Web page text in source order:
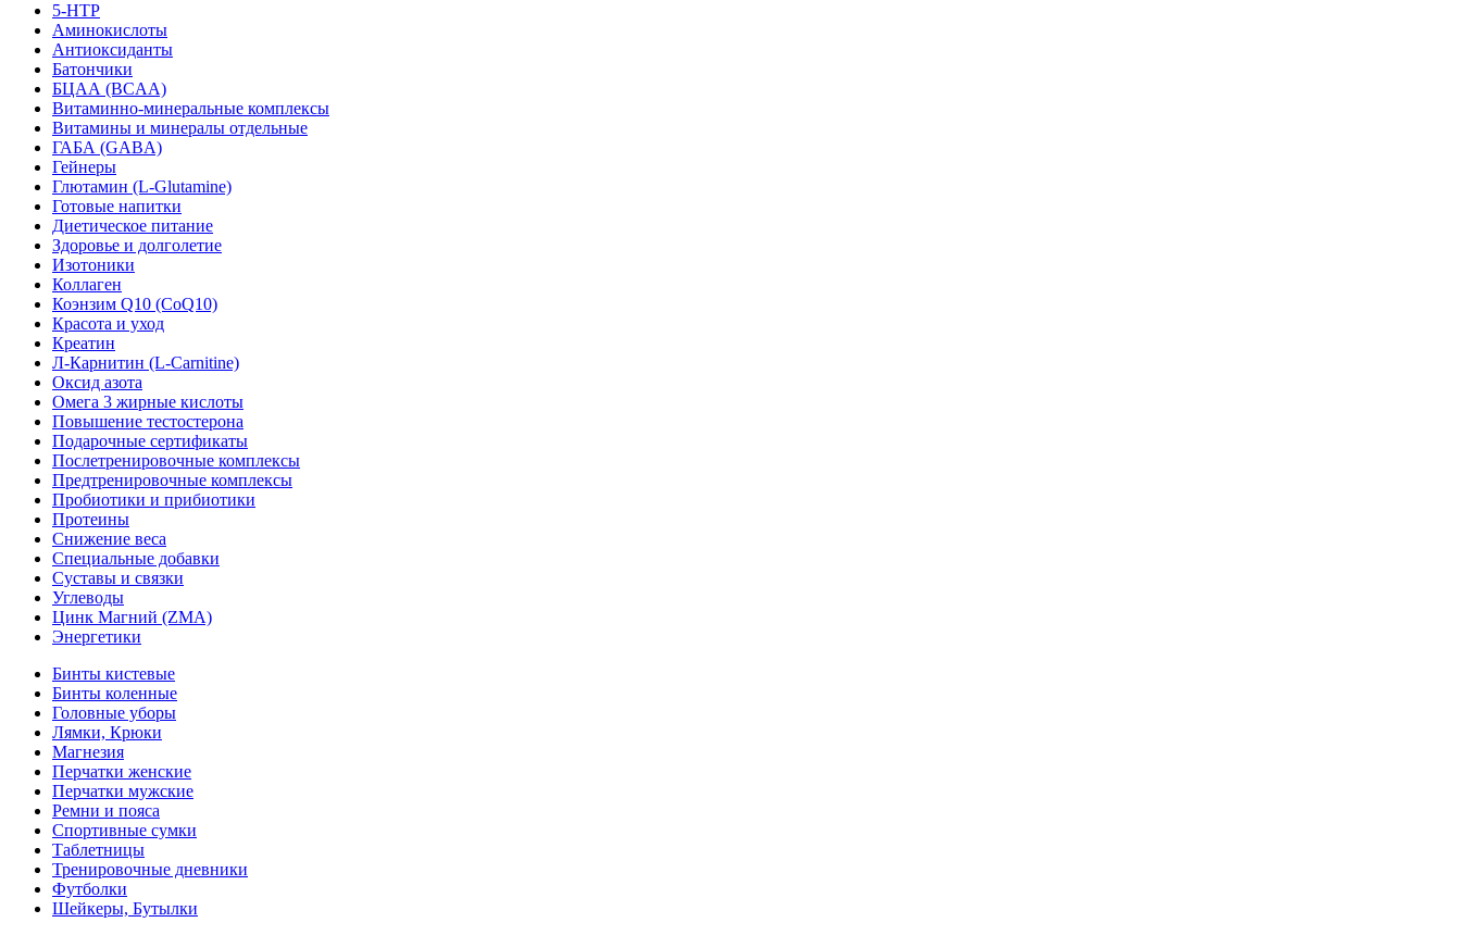
5-HTP
Аминокислоты
Антиоксиданты
Батончики
БЦАА (BCAA)
Витаминно-минеральные комплексы
Витамины и минералы отдельные
ГАБА (GABA)
Гейнеры
Глютамин (L-Glutamine)
Готовые напитки
Диетическое питание
Здоровье и долголетие
Изотоники
Коллаген
Коэнзим Q10 (CoQ10)
Красота и уход
Креатин
Л-Карнитин (L-Сarnitine)
Оксид азота
Омега 3 жирные кислоты
Повышение тестостерона
Подарочные сертификаты
Послетренировочные комплексы
Предтренировочные комплексы
Пробиотики и прибиотики
Протеины
Снижение веса
Специальные добавки
Суставы и связки
Углеводы
Цинк Магний (ZMA)
Энергетики
Бинты кистевые
Бинты коленные
Головные уборы
Лямки, Крюки
Магнезия
Перчатки женские
Перчатки мужские
Ремни и пояса
Спортивные сумки
Таблетницы
Тренировочные дневники
Футболки
Шейкеры, Бутылки